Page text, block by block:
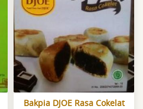
Bakpia DJOE Rasa Cokelat